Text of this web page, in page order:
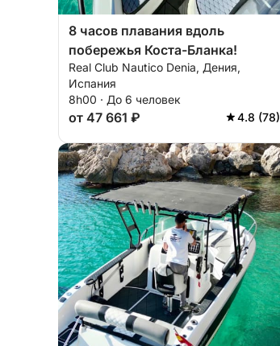
8 часов плавания вдоль
побережья Коста-Бланка!
Real Club Nautico Denia, Дения,
Испания
8h00 · До 6 человек
от 47 661 ₽ 4.8 (78)